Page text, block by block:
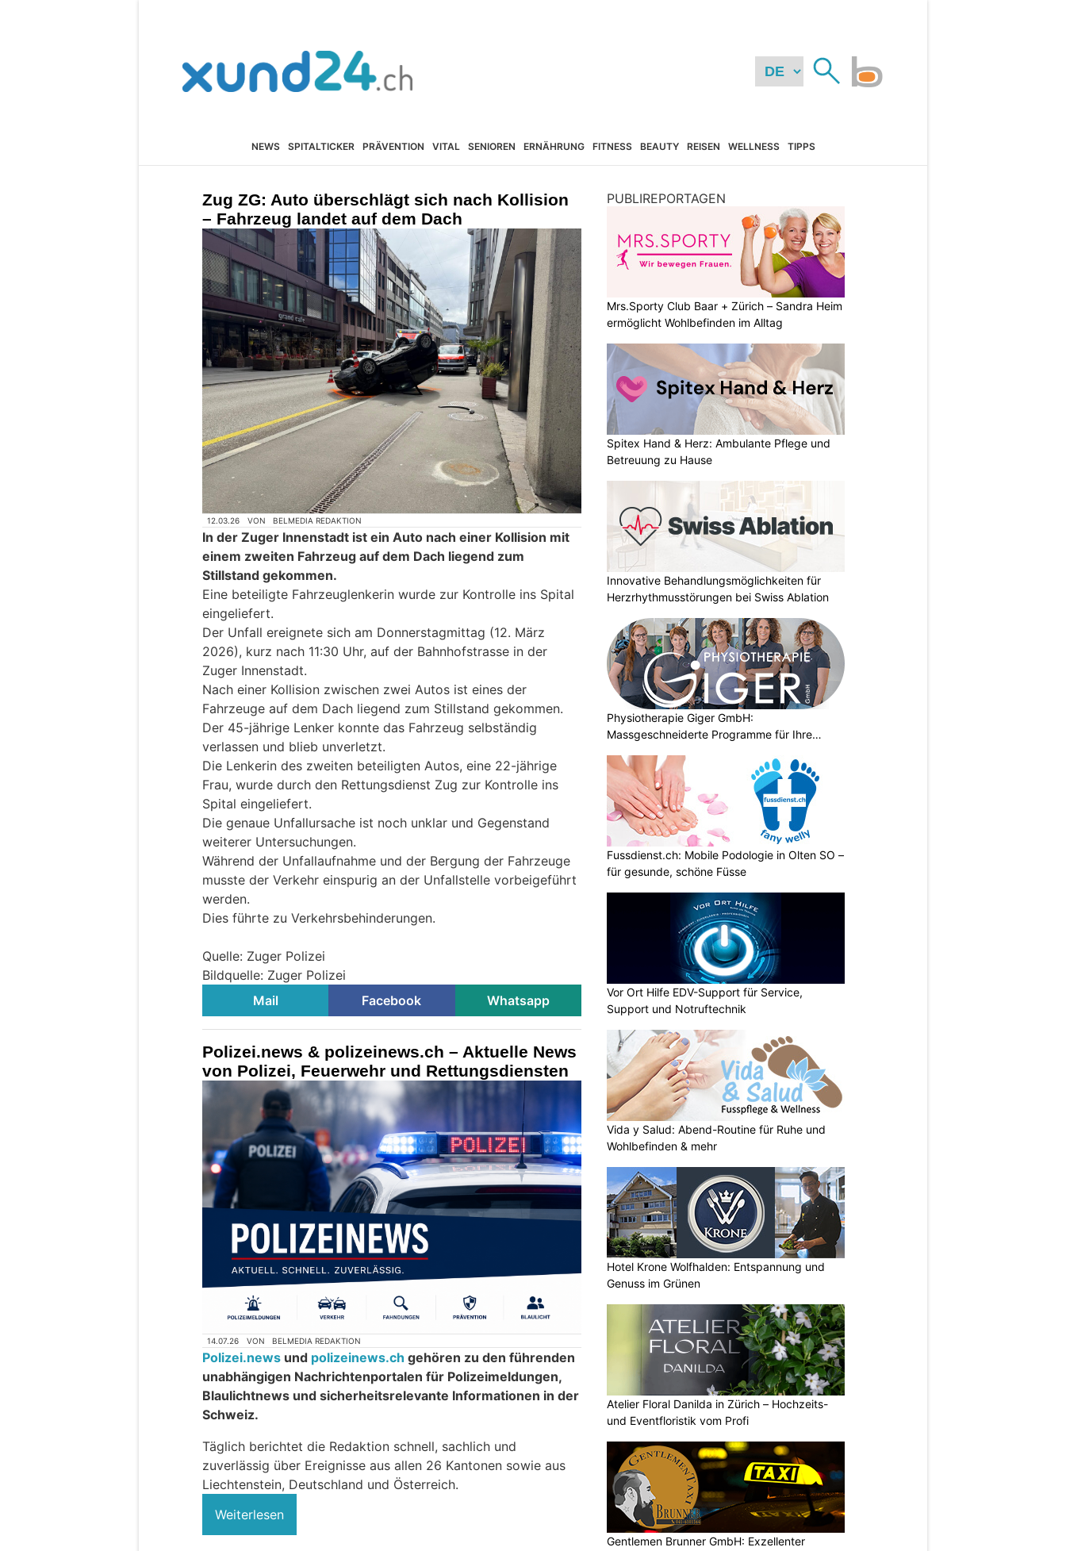
NEWS SPITALTICKER PRÄVENTION VITAL SENIOREN ERNÄHRUNG FITNESS BEAUTY REISEN WELLNESS TIPPS
Zug ZG: Auto überschlägt sich nach Kollision
– Fahrzeug landet auf dem Dach
12.03.26 VON BELMEDIA REDAKTION
In der Zuger Innenstadt ist ein Auto nach einer Kollision mit
einem zweiten Fahrzeug auf dem Dach liegend zum
Stillstand gekommen.
Eine beteiligte Fahrzeuglenkerin wurde zur Kontrolle ins Spital
eingeliefert.
Der Unfall ereignete sich am Donnerstagmittag (12. März
2026), kurz nach 11:30 Uhr, auf der Bahnhofstrasse in der
Zuger Innenstadt.
Nach einer Kollision zwischen zwei Autos ist eines der
Fahrzeuge auf dem Dach liegend zum Stillstand gekommen.
Der 45-jährige Lenker konnte das Fahrzeug selbständig
verlassen und blieb unverletzt.
Die Lenkerin des zweiten beteiligten Autos, eine 22-jährige
Frau, wurde durch den Rettungsdienst Zug zur Kontrolle ins
Spital eingeliefert.
Die genaue Unfallursache ist noch unklar und Gegenstand
weiterer Untersuchungen.
Während der Unfallaufnahme und der Bergung der Fahrzeuge
musste der Verkehr einspurig an der Unfallstelle vorbeigeführt
werden.
Dies führte zu Verkehrsbehinderungen.
Quelle: Zuger Polizei
Bildquelle: Zuger Polizei
Mail
Facebook Whatsapp
Polizei.news & polizeinews.ch – Aktuelle News
von Polizei, Feuerwehr und Rettungsdiensten
14.07.26 VON BELMEDIA REDAKTION
Polizei.news und polizeinews.ch gehören zu den führenden
unabhängigen Nachrichtenportalen für Polizeimeldungen,
Blaulichtnews und sicherheitsrelevante Informationen in der
Schweiz.
Täglich berichtet die Redaktion schnell, sachlich und
zuverlässig über Ereignisse aus allen 26 Kantonen sowie aus
Liechtenstein, Deutschland und Österreich.
Weiterlesen
PUBLIREPORTAGEN
Mrs.Sporty Club Baar + Zürich – Sandra Heim
ermöglicht Wohlbefinden im Alltag
Spitex Hand & Herz: Ambulante Pflege und
Betreuung zu Hause
Innovative Behandlungsmöglichkeiten für
Herzrhythmusstörungen bei Swiss Ablation
Physiotherapie Giger GmbH:
Massgeschneiderte Programme für Ihre
Fussdienst.ch: Mobile Podologie in Olten SO –
für gesunde, schöne Füsse
Vor Ort Hilfe EDV-Support für Service,
Support und Notruftechnik
Vida y Salud: Abend-Routine für Ruhe und
Wohlbefinden & mehr
Hotel Krone Wolfhalden: Entspannung und
Genuss im Grünen
Atelier Floral Danilda in Zürich – Hochzeits-
und Eventfloristik vom Profi
Gentlemen Brunner GmbH: Exzellenter